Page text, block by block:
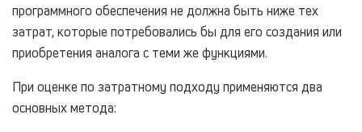
программного обеспечения не должна быть ниже тех
затрат, которые потребовались бы для его создания или
приобретения аналога с теми же функциями.
При оценке по затратному подходу применяются два
основных метода: